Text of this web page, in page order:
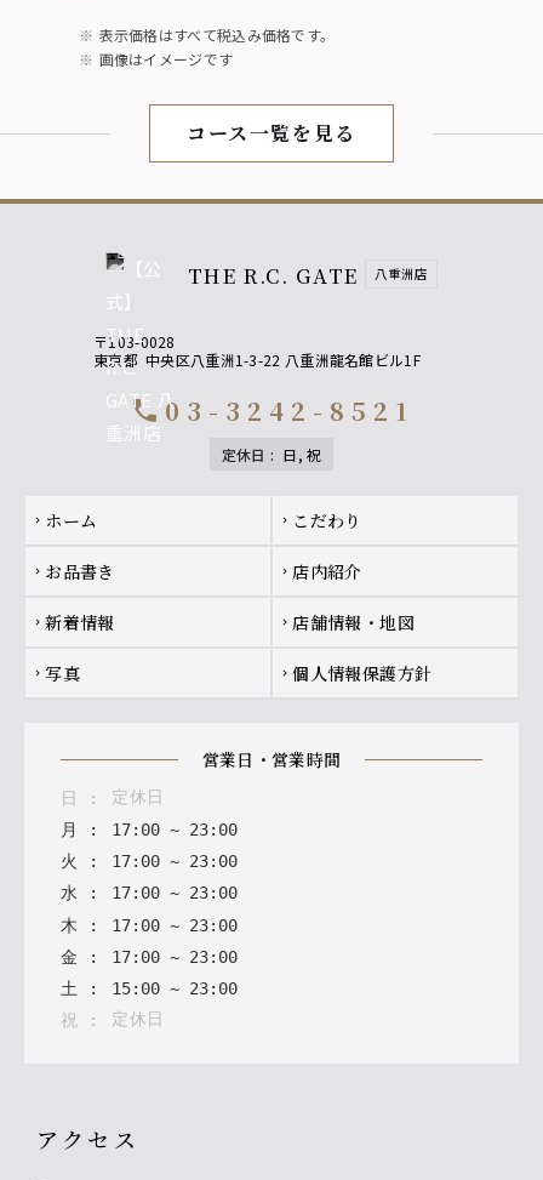
表示価格はすべて税込み価格です。
画像はイメージです
コース一覧を見る
THE R.C. GATE 八重洲店
〒103-0028
東京都 中央区八重洲1-3-22 八重洲龍名館ビル1F
call 03-3242-8521
定休日 : 日, 祝
Footer navigation
chevron_right ホーム chevron_right こだわり
chevron_right お品書き chevron_right 店内紹介
chevron_right 新着情報 chevron_right 店舗情報・地図
chevron_right 写真 chevron_right 個人情報保護方針
営業日・営業時間
日 :
定休日
月
: 17: 00 ~ 23: 00
火
: 17: 00 ~ 23: 00
水 : 17: 00 ~ 23: 00
木 : 17: 00 ~ 23: 00
金 : 17: 00 ~ 23: 00
土 : 15: 00 ~ 23: 00
祝 : 定休日
アクセス